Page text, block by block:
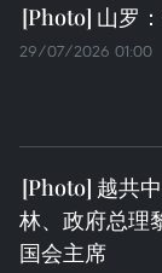
山罗
29/07/2026 01:00
越共
林、政府总理
国会主席